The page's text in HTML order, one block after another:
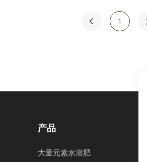
1
产品
大量元素水溶肥